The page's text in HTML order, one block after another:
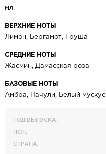
мл.
ВЕРХНИЕ НОТЫ
Лимон, Бергамот, Груша
СРЕДНИЕ НОТЫ
Жасмин, Дамасская роза
БАЗОВЫЕ НОТЫ
Амбра, Пачули, Белый мускус
ГОД ВЫПУСКА:
ПОЛ:
СТРАНА: